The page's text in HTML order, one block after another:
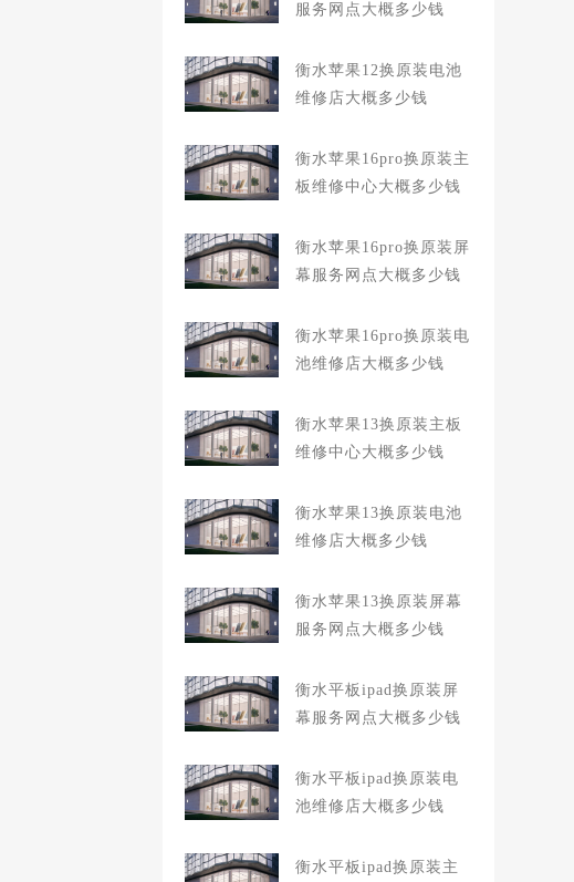
服务网点大概多少钱
衡水苹果12换原装电池
维修店大概多少钱
衡水苹果16pro换原装主
板维修中心大概多少钱
衡水苹果16pro换原装屏
幕服务网点大概多少钱
衡水苹果16pro换原装电
池维修店大概多少钱
衡水苹果13换原装主板
维修中心大概多少钱
衡水苹果13换原装电池
维修店大概多少钱
衡水苹果13换原装屏幕
服务网点大概多少钱
衡水平板ipad换原装屏
幕服务网点大概多少钱
衡水平板ipad换原装电
池维修店大概多少钱
衡水平板ipad换原装主